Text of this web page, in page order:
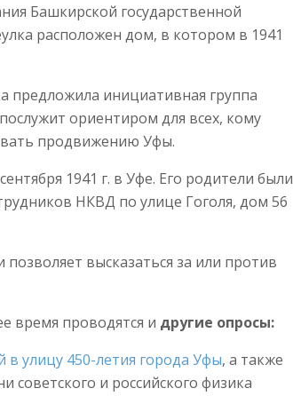
Башкирской государственной
расположен дом, в котором в 1941
предложила инициативная группа
ориентиром для всех, кому
продвижению Уфы.
1941 г. в Уфе. Его родители были
НКВД по улице Гоголя, дом 56
позволяет высказаться за или против
время проводятся и другие опросы:
улицу 450-летия города Уфы, а также
и российского физика